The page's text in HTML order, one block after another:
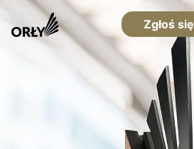
Zgłoś się